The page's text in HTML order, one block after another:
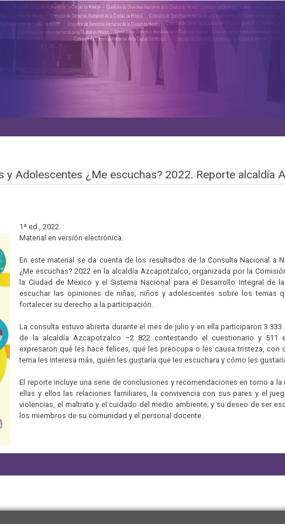
y Adolescentes ¿Me escuchas? 2022. Reporte alcaldía
1ª ed., 2022.
Material en versión electrónica.
En este material se da cuenta de los resultados de la Consulta Nacional a
¿Me escuchas? 2022 en la alcaldía Azcapotzalco, organizada por la
la Ciudad de México y el Sistema Nacional para el Desarrollo Integral de
escuchar las opiniones de niñas, niños y adolescentes sobre los temas
fortalecer su derecho a la participación.
La consulta estuvo abierta durante el mes de julio y en ella participaron 3
de la alcaldía Azcapotzalco –2 822 contestando el cuestionario y 511
expresaron qué les hace felices, qué les preocupa o les causa tristeza, con
tema les interesa más, quién les gustaría que les escuchara y cómo les
El reporte incluye una serie de conclusiones y recomendaciones en torno a
ellas y ellos las relaciones familiares, la convivencia con sus pares y el
violencias, el maltrato y el cuidado del medio ambiente; y su deseo de ser
los miembros de su comunidad y el personal docente.